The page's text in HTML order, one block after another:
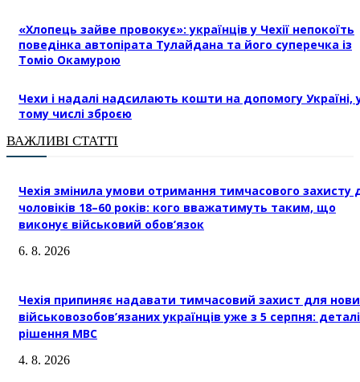
«Хлопець зайве провокує»: українців у Чехії непокоїть
поведінка автопірата Тулайдана та його суперечка із
Томіо Окамурою
Чехи і надалі надсилають кошти на допомогу Україні,
тому числі зброєю
ВАЖЛИВІ СТАТТІ
Чехія змінила умови отримання тимчасового захисту
чоловіків 18–60 років: кого вважатимуть таким, що
виконує військовий обов’язок
6. 8. 2026
Чехія припиняє надавати тимчасовий захист для
військовозобов’язаних українців уже з 5 серпня: деталі
рішення МВС
4. 8. 2026